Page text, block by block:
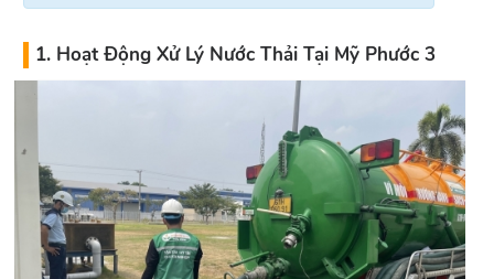
1. Hoạt Động Xử Lý Nước Thải Tại Mỹ Phước 3